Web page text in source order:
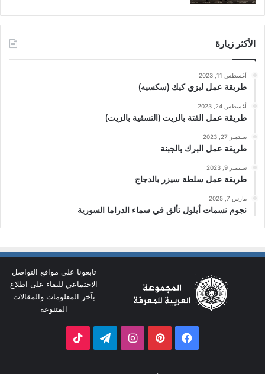
الأكثر زيارة
أغسطس 11, 2023
طريقة عمل ليزي كيك (سكسيه)
أغسطس 24, 2023
طريقة عمل الفتة بالزيت (التسقية بالزيت)
سبتمبر 27, 2023
طريقة عمل البرك بالجبنة
سبتمبر 9, 2023
طريقة عمل سلطة سيزر بالدجاج
مارس 7, 2025
نجوم نسمات أيلول تألق في سماء الدراما السورية
تابعونا على مواقع التواصل
الاجتماعي للبقاء على اطلاع
بآخر المعلومات والمقالات
المتنوعة
فيسبوك بينتيريستانستقرامتيلقرام